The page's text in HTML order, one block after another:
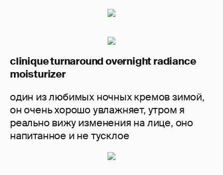
clinique turnaround overnight radiance
moisturizer
один из любимых ночных кремов зимой,
он очень хорошо увлажняет, утром я
реально вижу изменения на лице, оно
напитанное и не тусклое